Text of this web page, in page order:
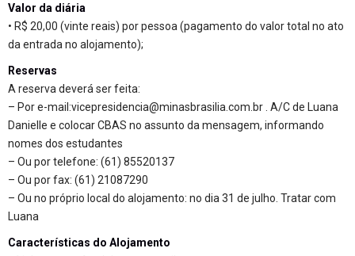
Valor da diária
• R$ 20,00 (vinte reais) por pessoa (pagamento do valor total no ato
da entrada no alojamento);
Reservas
A reserva deverá ser feita:
– Por e-mail:vicepresidencia@minasbrasilia.com.br . A/C de Luana
Danielle e colocar CBAS no assunto da mensagem, informando
nomes dos estudantes
– Ou por telefone: (61) 85520137
– Ou por fax: (61) 21087290
– Ou no próprio local do alojamento: no dia 31 de julho. Tratar com
Luana
Características do Alojamento